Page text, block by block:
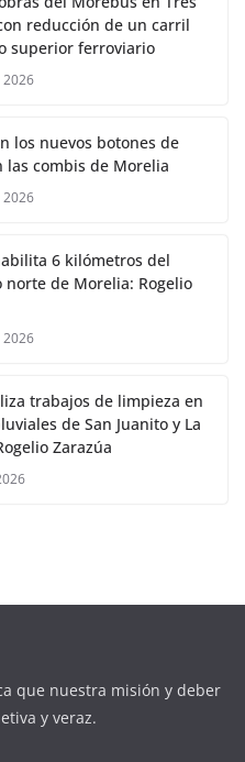
reducción de un carril
superior ferroviario
2026
los nuevos botones de
las combis de Morelia
2026
6 kilómetros del
norte de Morelia: Rogelio
2026
trabajos de limpieza en
de San Juanito y La
Zarazúa
que nuestra misión y deber
y veraz.